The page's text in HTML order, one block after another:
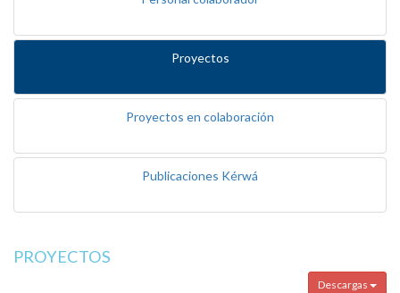
Proyectos
Proyectos en colaboración
Publicaciones Kérwá
PROYECTOS
Descargas